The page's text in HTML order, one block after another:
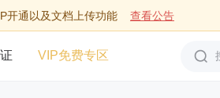
开通以及文档上传功能 查看公告
VIP免费专区